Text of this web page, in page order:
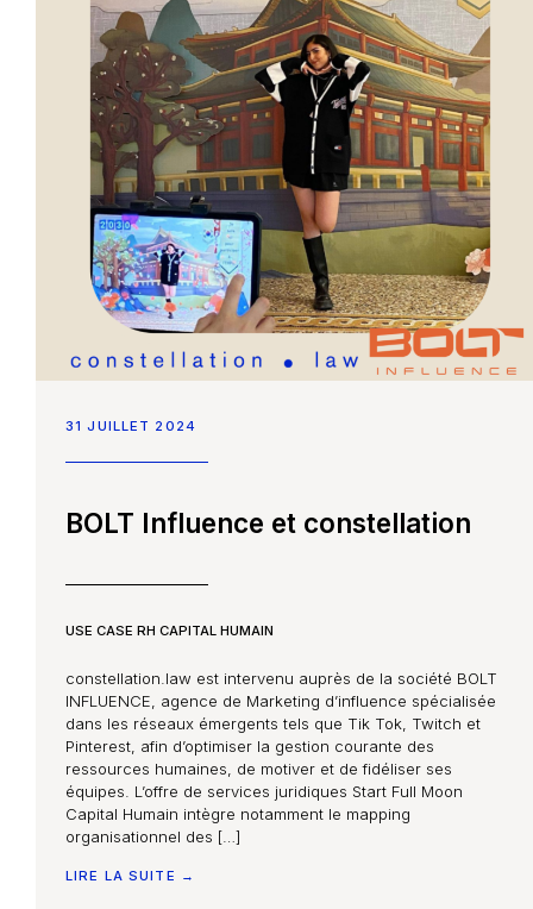
31 JUILLET 2024
BOLT Influence et constellation
USE CASE RH CAPITAL HUMAIN
constellation.law est intervenu auprès de la société BOLT
INFLUENCE, agence de Marketing d’influence spécialisée
dans les réseaux émergents tels que Tik Tok, Twitch et
Pinterest, afin d’optimiser la gestion courante des
ressources humaines, de motiver et de fidéliser ses
équipes. L’offre de services juridiques Start Full Moon
Capital Humain intègre notamment le mapping
organisationnel des […]
LIRE LA SUITE →